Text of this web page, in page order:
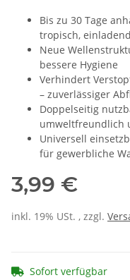
Bis zu 30 Tage
tropisch, einladend
Neue
bessere Hygiene
Verhindert
– zuverlässiger
Doppelseitig
umweltfreundlich
Universell
für gewerbliche
3,99 €
inkl. 19% USt. , zzgl.
Sofort verfügbar